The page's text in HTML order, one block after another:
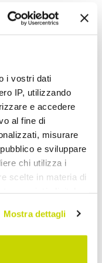
i vostri dati
IP, utilizzando
e accedere
al fine di
misurare
e sviluppare
chi utilizza i
scelte in materia di
in qualsiasi
o facendo clic
Mostra dettagli
devez vous